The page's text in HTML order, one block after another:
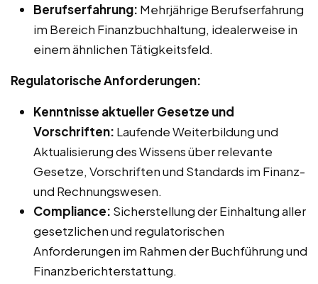
Berufserfahrung: Mehrjährige Berufserfahrung
im Bereich Finanzbuchhaltung, idealerweise in
einem ähnlichen Tätigkeitsfeld.
Regulatorische Anforderungen:
Kenntnisse aktueller Gesetze und
Vorschriften: Laufende Weiterbildung und
Aktualisierung des Wissens über relevante
Gesetze, Vorschriften und Standards im Finanz-
und Rechnungswesen.
Compliance: Sicherstellung der Einhaltung aller
gesetzlichen und regulatorischen
Anforderungen im Rahmen der Buchführung und
Finanzberichterstattung.